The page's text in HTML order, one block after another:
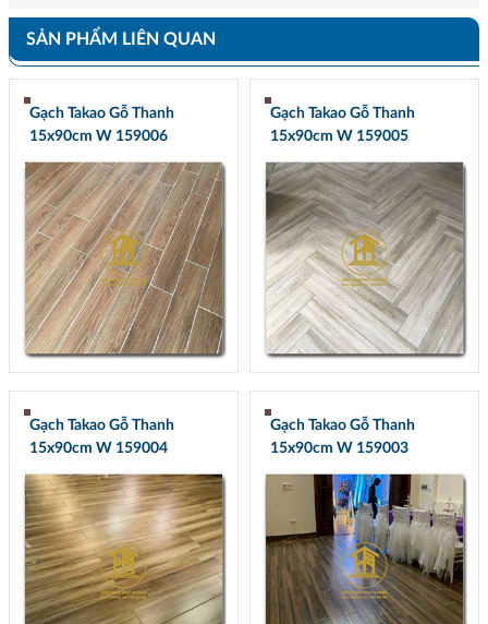
SẢN PHẨM LIÊN QUAN
Gạch Takao Gỗ Thanh
15x90cm W 159006
Gạch Takao Gỗ Thanh
15x90cm W 159005
Gạch Takao Gỗ Thanh
15x90cm W 159004
Gạch Takao Gỗ Thanh
15x90cm W 159003